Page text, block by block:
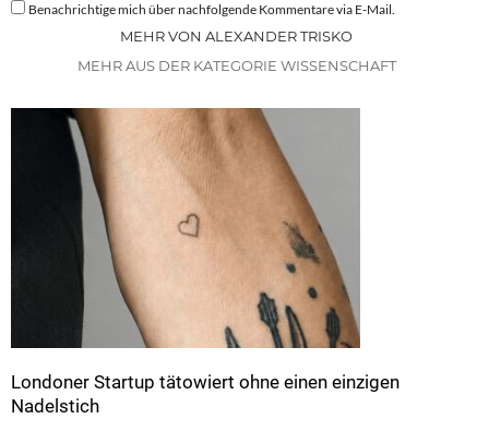
Benachrichtige mich über nachfolgende Kommentare via E-Mail.
MEHR VON ALEXANDER TRISKO
MEHR AUS DER KATEGORIE WISSENSCHAFT
Londoner Startup tätowiert ohne einen einzigen
Nadelstich